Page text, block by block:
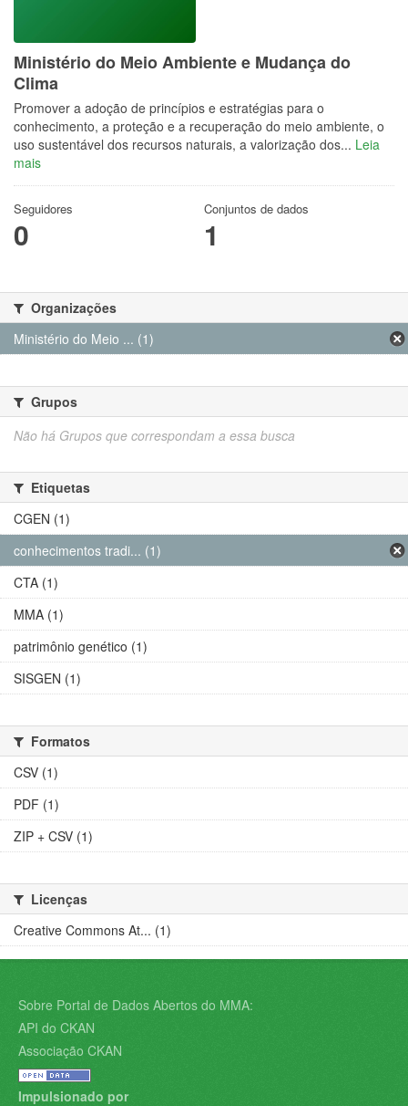
Ministério do Meio Ambiente e Mudança do
Clima
Promover a adoção de princípios e estratégias para o
conhecimento, a proteção e a recuperação do meio ambiente, o
uso sustentável dos recursos naturais, a valorização dos... Leia
mais
Seguidores
0
Conjuntos de dados
1
Organizações
Ministério do Meio ... (1)
Grupos
Não há Grupos que correspondam a essa busca
Etiquetas
CGEN (1)
conhecimentos tradi... (1)
CTA (1)
MMA (1)
patrimônio genético (1)
SISGEN (1)
Formatos
CSV (1)
PDF (1)
ZIP + CSV (1)
Licenças
Creative Commons At... (1)
Sobre Portal de Dados Abertos do MMA:
API do CKAN
Associação CKAN
Impulsionado por